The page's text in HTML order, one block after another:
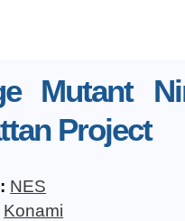
Mutant
Project
NES
Konami